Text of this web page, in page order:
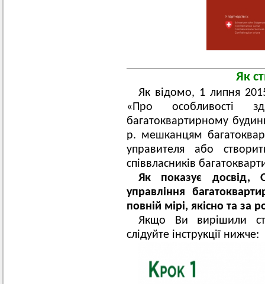
Як
Як відомо, 1 липня
«Про особливості
багатоквартирному
р. мешканцям
управителя або
співвласників
Як показує досвід,
управління
повній мірі, якісно та за
Якщо Ви вирішили
слідуйте інструкції нижче: